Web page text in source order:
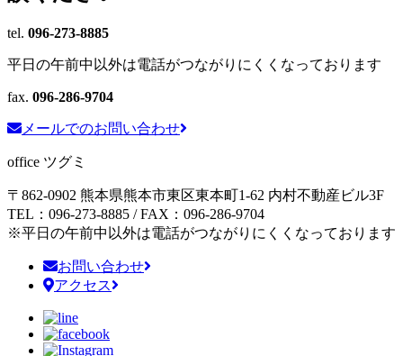
tel. 096-273-8885
平日の午前中以外は電話がつながりにくくなっております
fax. 096-286-9704
メールでのお問い合わせ
office ツグミ
〒862-0902 熊本県熊本市東区東本町1-62 内村不動産ビル3F
TEL：096-273-8885 / FAX：096-286-9704
※平日の午前中以外は電話がつながりにくくなっております
お問い合わせ
アクセス